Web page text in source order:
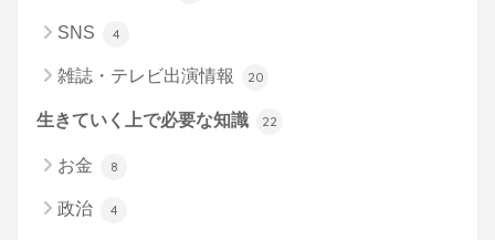
SNS 4
雑誌・テレビ出演情報 20
生きていく上で必要な知識 22
お金 8
政治 4